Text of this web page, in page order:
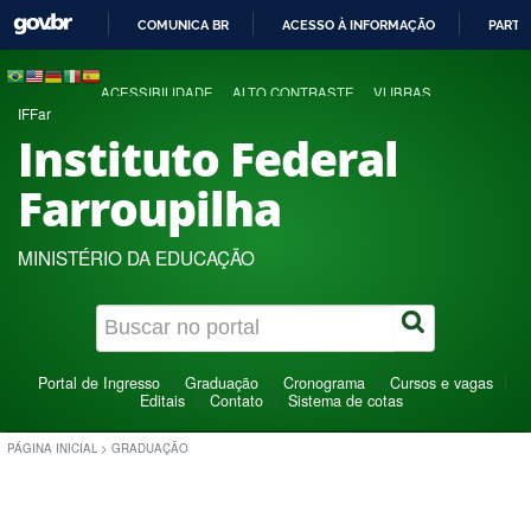
COMUNICA BR ACESSO À INFORMAÇÃO
ACESSIBILIDADE ALTO CONTRASTE VLIBRAS
IFFar
Instituto Federal
Farroupilha
MINISTÉRIO DA EDUCAÇÃO
Portal de Ingresso Graduação Cronograma
Cursos e vagas
Editais
Contato Sistema de cotas
PÁGINA INICIAL > GRADUAÇÃO